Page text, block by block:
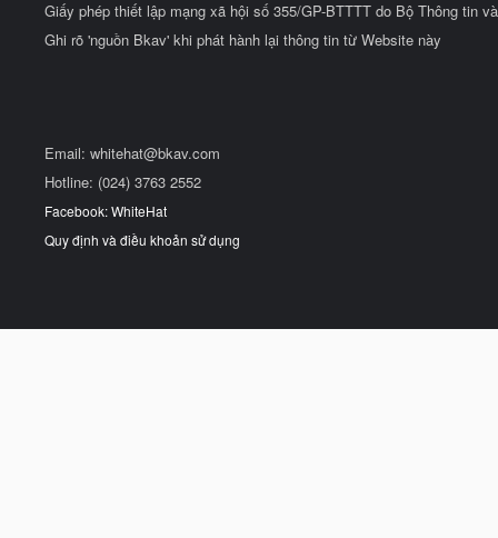
Giấy phép thiết lập mạng xã hội số 355/GP-BTTTT do Bộ Thông tin
Ghi rõ 'nguồn Bkav' khi phát hành lại thông tin từ Website này
Email: whitehat@bkav.com
Hotline: (024) 3763 2552
Facebook: WhiteHat
Quy định và điều khoản sử dụng